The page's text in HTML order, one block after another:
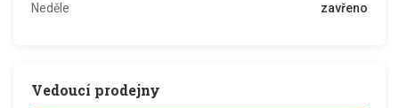
Neděle zavřeno
Vedoucí prodejny